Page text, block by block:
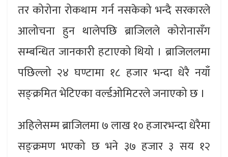
तर कोरोना रोकथाम गर्न नसकेको भन्दै सरकारले
आलोचना हुन थालेपछि ब्राजिलले कोरोनासँग
सम्बन्धित जानकारी हटाएको थियो । ब्राजिललमा
पछिल्लो २४ घण्टामा १८ हजार भन्दा धेरै नयाँ
सङ्क्रमित भेटिएका वर्ल्डओमिटरले जनाएको छ ।
अहिलेसम्म ब्राजिलमा ७ लाख १० हजारभन्दा धेरैमा
सङ्क्रमण भएको छ भने ३७ हजार ३ सय १२